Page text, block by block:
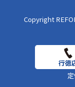
Copyright